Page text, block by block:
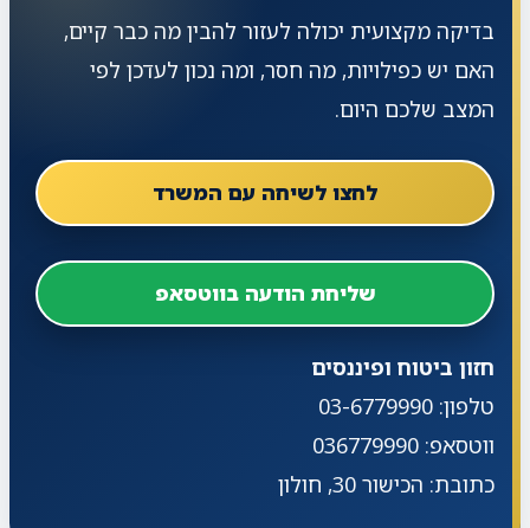
בדיקה מקצועית יכולה לעזור להבין מה כבר קיים,
האם יש כפילויות, מה חסר, ומה נכון לעדכן לפי
המצב שלכם היום.
לחצו לשיחה עם המשרד
שליחת הודעה בווטסאפ
חזון ביטוח ופיננסים
טלפון: 03-6779990
ווטסאפ: 036779990
כתובת: הכישור 30, חולון